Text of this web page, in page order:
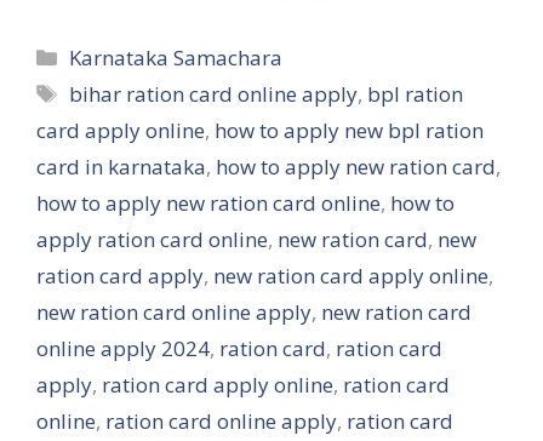
Categories
Karnataka Samachara
Tags
bihar ration card online apply, bpl ration
card apply online, how to apply new bpl ration
card in karnataka, how to apply new ration card,
how to apply new ration card online, how to
apply ration card online, new ration card, new
ration card apply, new ration card apply online,
new ration card online apply, new ration card
online apply 2024, ration card, ration card
apply, ration card apply online, ration card
online, ration card online apply, ration card